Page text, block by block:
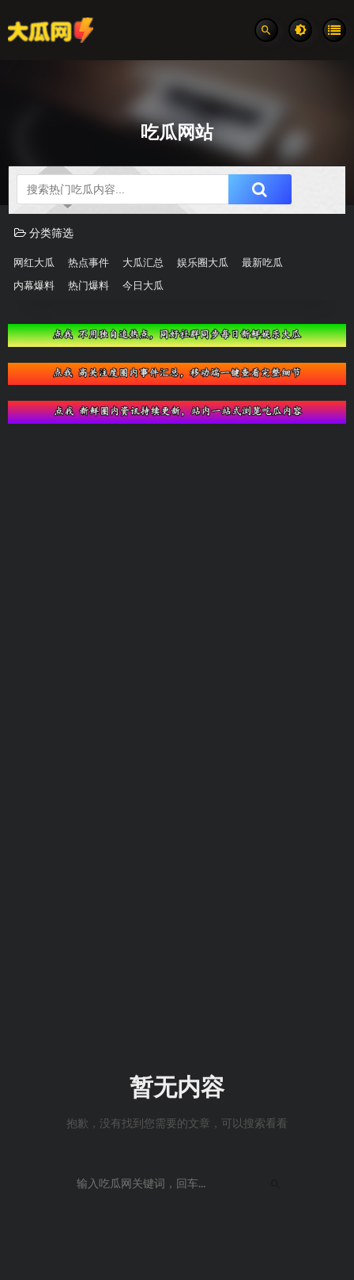
吃瓜网站
吃瓜分类速览
分类筛选
网红大瓜 热点事件 大瓜汇总 娱乐圈大瓜 最新吃瓜
内幕爆料 热门爆料 今日大瓜
暂无内容
抱歉，没有找到您需要的文章，可以搜索看看